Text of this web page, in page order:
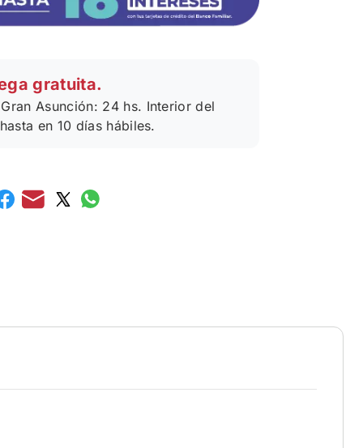
gratuita.
Asunción: 24 hs. Interior del
en 10 días hábiles.